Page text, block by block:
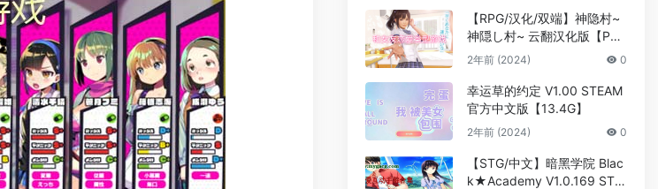
【RPG/汉化/双端】神隐村~
神隠し村~ 云翻汉化版【PC
+安卓/660M】
2年前 (2024) 0
幸运草的约定 V1.00 STEAM
官方中文版【13.4G】
2年前 (2024) 0
【STG/中文】暗黑学院 Blac
k★Academy V1.0.169 STE